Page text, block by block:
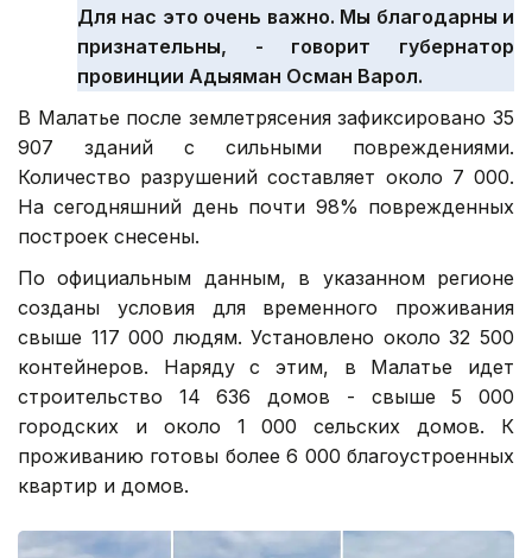
Для нас это очень важно. Мы благодарны и
признательны, - говорит губернатор
провинции Адыяман Осман Варол.
В Малатье после землетрясения зафиксировано 35
907 зданий с сильными повреждениями.
Количество разрушений составляет около 7 000.
На сегодняшний день почти 98% поврежденных
построек снесены.
По официальным данным, в указанном регионе
созданы условия для временного проживания
свыше 117 000 людям. Установлено около 32 500
контейнеров. Наряду с этим, в Малатье идет
строительство 14 636 домов - свыше 5 000
городских и около 1 000 сельских домов. К
проживанию готовы более 6 000 благоустроенных
квартир и домов.